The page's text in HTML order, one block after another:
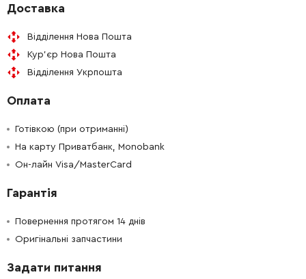
EE80201265 56.00 Грн
962116-8 25.00 Грн
211148-5
EE73110125 597.00 Грн
Доставка
Відділення Нова Пошта
Кур'єр Нова Пошта
Відділення Укрпошта
Оплата
Готівкою (при отриманні)
На карту Приватбанк, Monobank
Он-лайн Visa/MasterCard
Гарантія
Повернення протягом 14 днів
Оригінальні запчастини
Задати питання